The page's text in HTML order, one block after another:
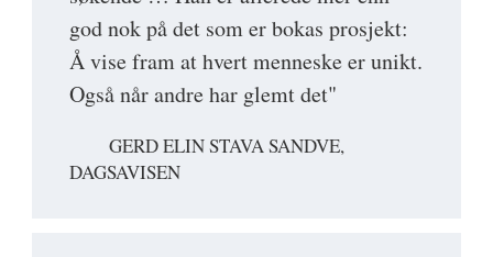
god nok på det som er bokas prosjekt:
Å vise fram at hvert menneske er unikt.
Også når andre har glemt det"
GERD ELIN STAVA SANDVE,
DAGSAVISEN